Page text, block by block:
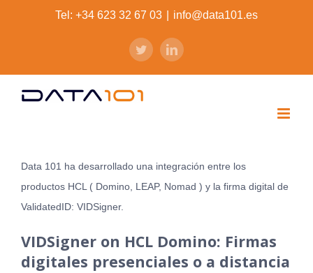
Tel: +34 623 32 67 03 info@data101.es
twitter linkedin
Data 101 ha desarrollado una integración entre los
productos HCL ( Domino, LEAP, Nomad ) y la firma digital de
ValidatedID: VIDSigner.
VIDSigner on HCL Domino: Firmas
digitales presenciales o a distancia